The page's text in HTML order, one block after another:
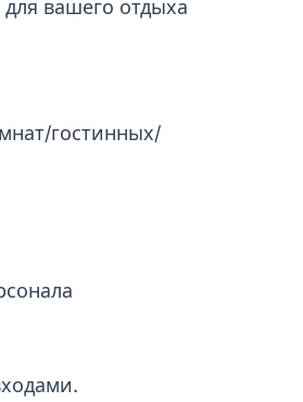
вашего отдыха
гостинных/